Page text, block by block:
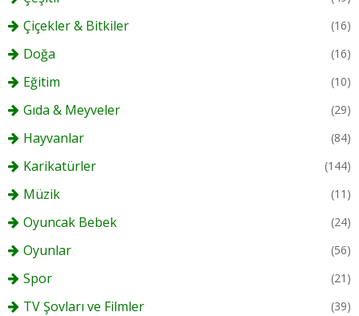
Çiçekler & Bitkiler (16)
Doğa (16)
Eğitim (10)
Gıda & Meyveler (29)
Hayvanlar (84)
Karikatürler (144)
Müzik (11)
Oyuncak Bebek (24)
Oyunlar (56)
Spor (21)
TV Şovları ve Filmler (39)